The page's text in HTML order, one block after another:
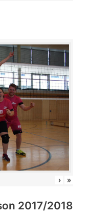
› »
2017/2018